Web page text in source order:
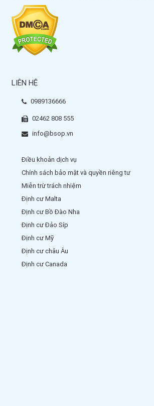
LIÊN HỆ
0989136666
02462 808 555
info@bsop.vn
Điều khoản dịch vụ
Chính sách bảo mật và quyền riêng tư
Miễn trừ trách nhiệm
Định cư Malta
Định cư Bồ Đào Nha
Định cư Đảo Síp
Định cư Mỹ
Định cư châu Âu
Định cư Canada